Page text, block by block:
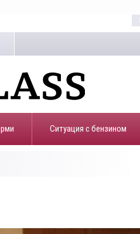
​Ситуация с бензином